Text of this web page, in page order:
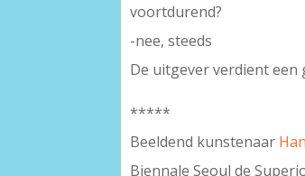
voortdurend?
-nee, steeds
De uitgever verdient
*****
Beeldend kunstenaar
Biennale Seoul de